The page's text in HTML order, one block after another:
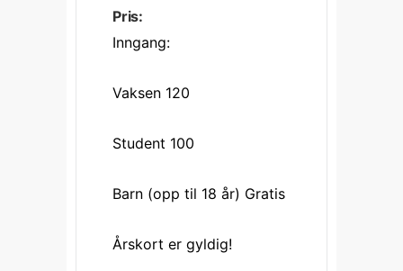
Pris:
Inngang:
Vaksen 120
Student 100
Barn (opp til 18 år) Gratis
Årskort er gyldig!